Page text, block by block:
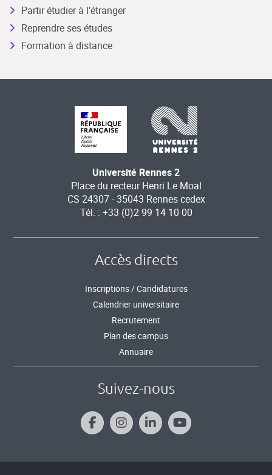
Partir étudier à l’étranger
Reprendre ses études
Formation à distance
Université Rennes 2
Place du recteur Henri Le Moal
CS 24307 - 35043 Rennes cedex
Tél. : +33 (0)2 99 14 10 00
Accès directs
Inscriptions / Candidatures
Calendrier universitaire
Recrutement
Plan des campus
Annuaire
Suivez-nous